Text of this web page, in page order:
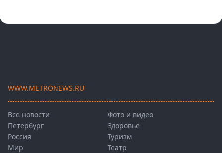
WWW.METRONEWS.RU
Все новости
Петербург
Россия
Мир
Фото и видео
Здоровье
Туризм
Театр